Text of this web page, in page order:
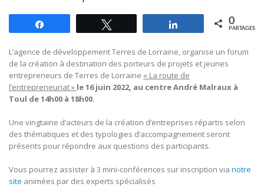
Partagez 0
PARTAGES
L’agence de développement Terres de Lorraine, organise un forum
de la création à destination des porteurs de projets et jeunes
entrepreneurs de Terres de Lorraine « La route de
l’entrepreneuriat » le 16 juin 2022, au centre André Malraux à
Toul de 14h00 à 18h00.
Une vingtaine d’acteurs de la création d’entreprises répartis selon
des thématiques et des typologies d’accompagnement seront
présents pour répondre aux questions des participants.
Vous pourrez assister à 3 mini-conférences sur inscription via notre
site animées par des experts spécialisés